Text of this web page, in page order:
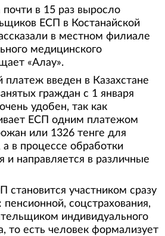
в 15 раз выросло
ЕСП в Костанайской
в местном филиале
медицинского
«Алау».
платеж введен в Казахстане
граждан с 1 января
удобен, так как
ЕСП одним платежом
или 1326 тенге для
в процессе обработки
и направляется в различные
становится участником сразу
соцстрахования,
индивидуального
то есть человек формализует